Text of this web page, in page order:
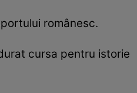
românesc.
cursa pentru istorie